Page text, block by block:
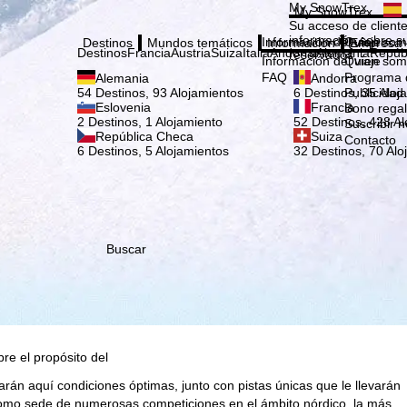
nosotros, TravelTrex
utilizando
ello necesitamos su
datos personales
Microsoft en EE.UU.
clic aquí en
el contrato.
el propósito del
My SnowTrex
My SnowTrex
Su acceso de
información sobre
reservados.
Destinos
DestinosFranciaAustriaSuizaItaliaAndorraAlemania
Alemania
54 Destinos, 93 Alojamientos
Andorra
6 Destinos, 35
Eslovenia
2 Destinos, 1 Alojamiento
Francia
52 Destinos, 428
República Checa
6 Destinos, 5 Alojamientos
Suiza
32 Destinos, 70
Mundos temáticos Información
Información del viaje
Información del viaje
FAQ
Empresa
Quien
Quien
Programa
Bono
Suscribir
Contacto
Buscar
aquí condiciones óptimas, junto con pistas únicas que le llevarán
sede de numerosas competiciones en el ámbito nórdico, la más